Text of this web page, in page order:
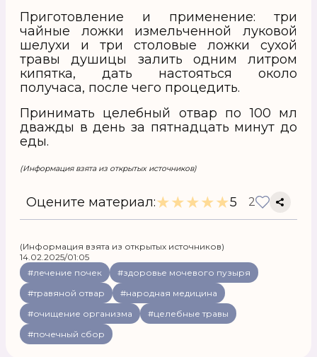
Приготовление и применение: три
чайные ложки измельченной луковой
шелухи и три столовые ложки сухой
травы душицы залить одним литром
кипятка, дать настояться около
получаса, после чего процедить.
Принимать целебный отвар по 100 мл
дважды в день за пятнадцать минут до
еды.
(Информация взята из открытых источников)
Оцените материал:★★★★★5 2
(Информация взята из открытых источников)
14.02.2025/01:05
#лечение почек
#здоровье мочевого пузыря
#травяной отвар
#народная медицина
#очищение организма
#целебные травы
#почечный сбор